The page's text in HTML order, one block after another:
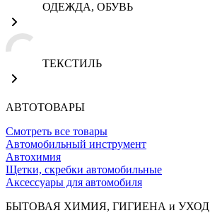
ОДЕЖДА, ОБУВЬ
ТЕКСТИЛЬ
АВТОТОВАРЫ
Смотреть все товары
Автомобильный инструмент
Автохимия
Щетки, скребки автомобильные
Аксессуары для автомобиля
БЫТОВАЯ ХИМИЯ, ГИГИЕНА и УХОД